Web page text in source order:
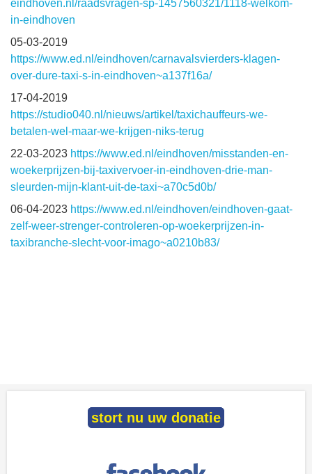
eindhoven.nl/raadsvragen-sp-1457560321/1118-welkom-
in-eindhoven
05-03-2019
https://www.ed.nl/eindhoven/carnavalsvierders-klagen-
over-dure-taxi-s-in-eindhoven~a137f16a/
17-04-2019
https://studio040.nl/nieuws/artikel/taxichauffeurs-we-
betalen-wel-maar-we-krijgen-niks-terug
22-03-2023 https://www.ed.nl/eindhoven/misstanden-en-
woekerprijzen-bij-taxivervoer-in-eindhoven-drie-man-
sleurden-mijn-klant-uit-de-taxi~a70c5d0b/
06-04-2023 https://www.ed.nl/eindhoven/eindhoven-gaat-
zelf-weer-strenger-controleren-op-woekerprijzen-in-
taxibranche-slecht-voor-imago~a0210b83/
stort nu uw donatie